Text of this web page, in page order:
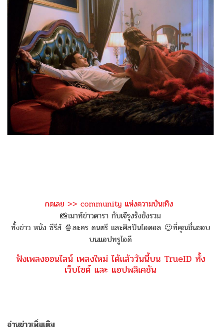
กดเลย >> community แห่งความบันเทิง
📸เมาท์ข่าวดารา กับเจ๊รุงรังขังรวม
ทั้งข่าว หนัง ซีรีส์ 🍿ละคร ดนตรี และศิลปินไอดอล 😍ที่คุณชื่นชอบ
บนแอปทรูไอดี
ฟังเพลงออนไลน์ เพลงใหม่ ได้แล้ววันนี้บน TrueID ทั้ง
เว็บไซต์ และ แอปพลิเคชัน
อ่านข่าวเพิ่มเติม